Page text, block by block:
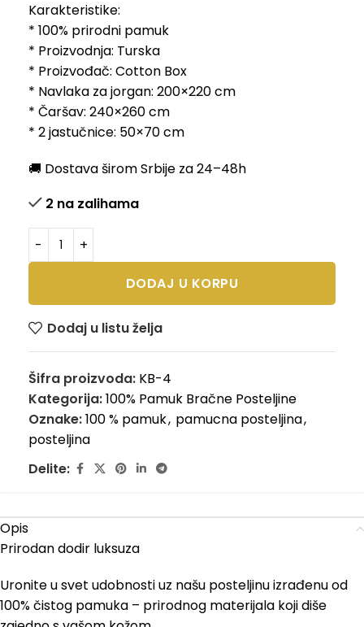
Karakteristike:
* 100% prirodni pamuk
* Proizvodnja: Turska
* Proizvođač: Cotton Box
* Navlaka za jorgan: 200×220 cm
* Čaršav: 240×260 cm
* 2 jastučnice: 50×70 cm
🚚 Dostava širom Srbije za 24–48h
2 na zalihama
DODAJ U KORPU
Dodaj u listu želja
Šifra proizvoda: KB-4
Kategorija:100% Pamuk Bračne Posteljine
Oznake:100 % pamuk, pamucna posteljina,
posteljina
Delite:
Opis
Prirodan dodir luksuza
Uronite u svet udobnosti uz našu posteljinu izrađenu od
100% čistog pamuka – prirodnog materijala koji diše